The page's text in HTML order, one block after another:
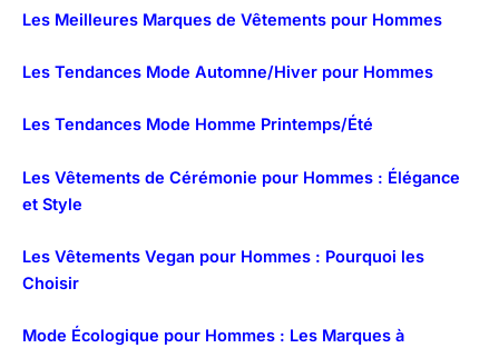
Les Meilleures Marques de Vêtements pour Hommes
Les Tendances Mode Automne/Hiver pour Hommes
Les Tendances Mode Homme Printemps/Été
Les Vêtements de Cérémonie pour Hommes : Élégance
et Style
Les Vêtements Vegan pour Hommes : Pourquoi les
Choisir
Mode Écologique pour Hommes : Les Marques à